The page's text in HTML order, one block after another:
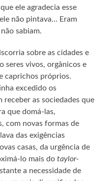
ele agradecia esse
não pintava… Eram
sabiam.
sobre as cidades e
seres vivos, orgânicos e
caprichos próprios.
excedido os
receber as sociedades que
que domá-las,
com novas formas de
das exigências
casas, da urgência de
lo mais dotaylor-
a necessidade de